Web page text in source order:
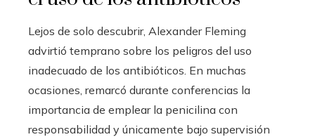
Lejos de solo descubrir, Alexander Fleming
advirtió temprano sobre los peligros del uso
inadecuado de los antibióticos. En muchas
ocasiones, remarcó durante conferencias la
importancia de emplear la penicilina con
responsabilidad y únicamente bajo supervisión